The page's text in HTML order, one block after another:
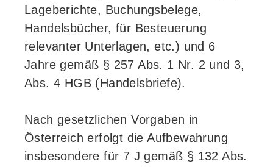
Lageberichte, Buchungsbelege,
Handelsbücher, für Besteuerung
relevanter Unterlagen, etc.) und 6
Jahre gemäß § 257 Abs. 1 Nr. 2 und 3,
Abs. 4 HGB (Handelsbriefe).
Nach gesetzlichen Vorgaben in
Österreich erfolgt die Aufbewahrung
insbesondere für 7 J gemäß § 132 Abs.